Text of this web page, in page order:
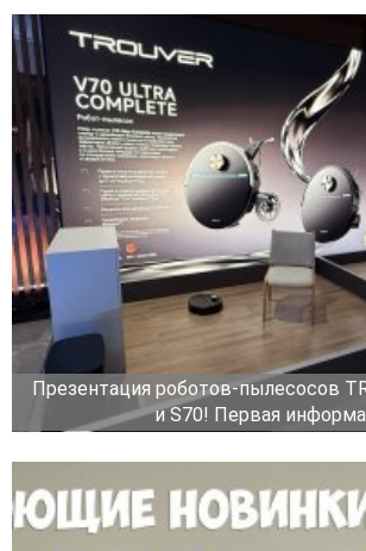
Презентация роботов-пылесосов
и S70! Первая